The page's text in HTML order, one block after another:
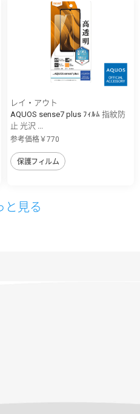
レイ・アウト
AQUOS sense7 plus ﾌｨﾙﾑ 指紋防
止 光沢 ...
参考価格￥770
保護フィルム
と見る